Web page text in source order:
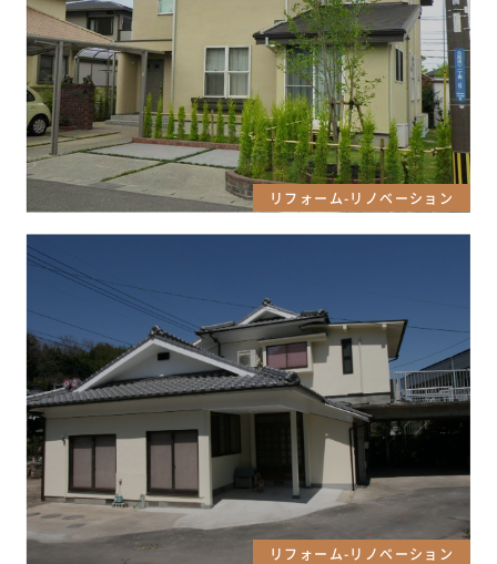
リフォーム-リノベーション
リフォーム-リノベーション